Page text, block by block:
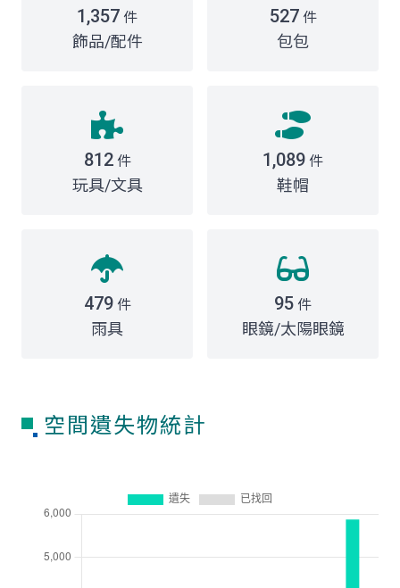
1,357 件
飾品/配件
527 件
包包
812 件
玩具/文具
1,089 件
鞋帽
479 件
雨具
95 件
眼鏡/太陽眼鏡
空間遺失物統計